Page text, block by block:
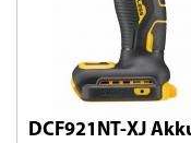
DCF921NT-XJ